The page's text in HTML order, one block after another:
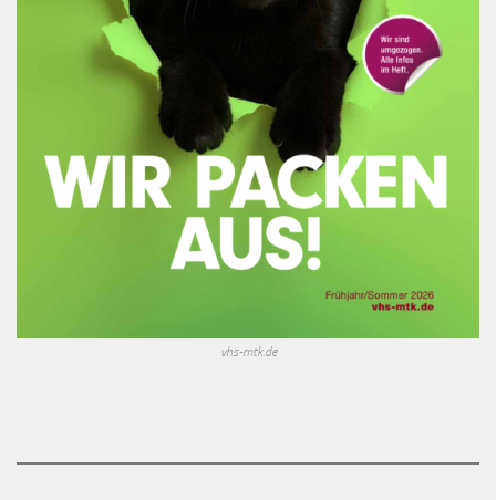
vhs-mtk.de